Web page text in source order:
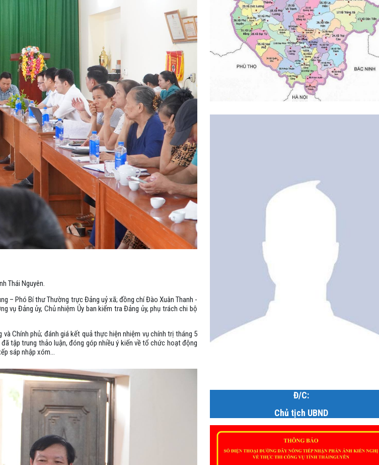
Thái Nguyên.
– Phó Bí thư Thường trực Đảng uỷ xã; đồng chí Đào Xuân Thanh -
vụ Đảng ủy, Chủ nhiệm Ủy ban kiểm tra Đảng ủy, phụ trách chi bộ
Chính phủ; đánh giá kết quả thực hiện nhiệm vụ chính trị tháng 5
tập trung thảo luận, đóng góp nhiều ý kiến về tổ chức hoạt động
sáp nhập xóm...
Đ/C:
Chủ tịch UBND